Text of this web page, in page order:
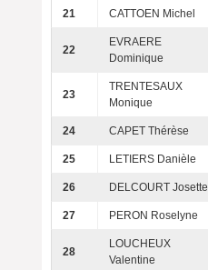
21 CATTOEN Michel
22
EVRAERE
Dominique
23
TRENTESAUX
Monique
24 CAPET Thérèse
25 LETIERS Danièle
26 DELCOURT Josette
27 PERON Roselyne
28
LOUCHEUX
Valentine